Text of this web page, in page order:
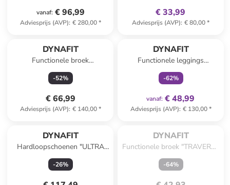
vanaf: € 96,99
Adviesprijs (AVP): € 280,00*
€ 33,99
Adviesprijs (AVP): € 80,00*
DYNAFIT
Functionele broek
"TRANSALPER" taupe
-52%
€ 66,99
Adviesprijs (AVP): € 140,00*
DYNAFIT
Functionele leggings
"WINTER RUNNING"
bordeaux
-62%
vanaf: € 48,99
Adviesprijs (AVP): € 130,00*
DYNAFIT
Hardloopschoenen "ULTRA
50" paars/turquoise
-26%
uitverkocht.
DYNAFIT
Functionele broek "TRAVERSE
DST" donkerblauw
-64%